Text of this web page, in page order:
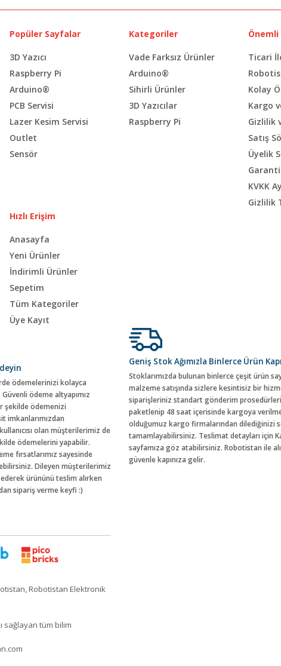
Popüler Sayfalar
3D Yazıcı
Raspberry Pi
Arduino®
PCB Servisi
Lazer Kesim Servisi
Outlet
Sensör
Kategoriler
Vade Farksız Ürünler
Arduino®
Sihirli Ürünler
3D Yazıcılar
Raspberry Pi
Ticari
Kolay
Kargo
Gizlilik
Satış
Üyelik
KVKK
Gizlilik
Hızlı Erişim
Anasayfa
Yeni Ürünler
İndirimli Ürünler
Sepetim
Tüm Kategoriler
Üye Kayıt
ödemelerinizi kolayca
ödeme altyapımız
şekilde ödemenizi
imkanlarımızdan
olan müşterilerimiz de
ödemelerini yapabilir.
fırsatlarımız sayesinde
Dileyen müşterilerimiz
ürününü teslim alırken
sipariş verme keyfi :)
Geniş Stok Ağımızla Binlerce Ürün
Stoklarımızda bulunan binlerce çeşit ürün
malzeme satışında sizlere kesintisiz bir
siparişleriniz standart gönderim
paketlenip 48 saat içerisinde kargoya
olduğumuz kargo firmalarından dilediğinizi
tamamlayabilirsiniz. Teslimat detayları için
sayfamıza göz atabilirsiniz. Robotistan ile
güvenle kapınıza gelir.
Robotistan Elektronik
sağlayan tüm bilim